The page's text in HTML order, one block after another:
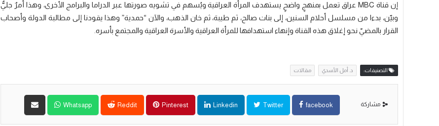
إن قناة MBC عراق تعمل بمنهجٍ واضحٍ يستهدف المرأة العراقية ويُسهم في تشويه صورتها عبر الدراما والبرامج الأخرى، وهذا أمرٌ جليٌّ
وبيّن، بدءا من مسلسل أحلام السنين، إلى بنات صالح، ثم طيبة، ثم خان الذهب، والآن “حمدية” وهذا يقودنا إلى مطالبة الدولة وأصحاب
القرار بالمضيّ نحو إغلاق هذه القناة وإنهاء استهدافها للمرأة العراقية والأسرة العراقية والمجتمع بأسره.
التصنيفات: د. أمل الأسدي مقالات
مشاركة facebook
Twitter
Linkedin
Pinterest
Reddit
Whatsapp